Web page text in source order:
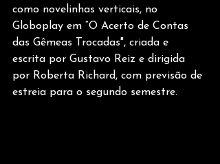
como novelinhas verticais, no
Globoplay em “O Acerto de Contas
das Gêmeas Trocadas", criada e
escrita por Gustavo Reiz e dirigida
por Roberta Richard, com previsão de
estreia para o segundo semestre.